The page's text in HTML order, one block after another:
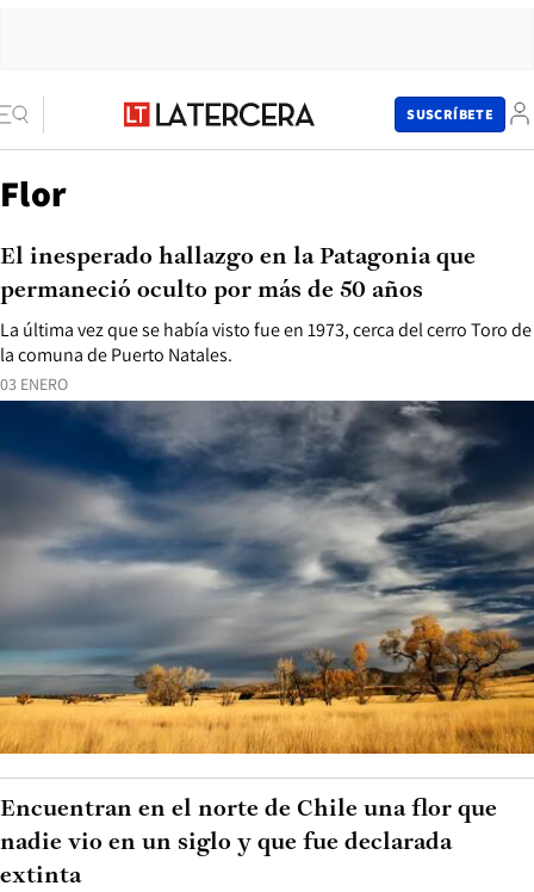
SUSCRÍBETE
Flor
03 ENERO
La última vez que se había visto fue en 1973, cerca del cerro Toro de
la comuna de Puerto Natales.
El inesperado hallazgo en la Patagonia que
permaneció oculto por más de 50 años
Encuentran en el norte de Chile una flor que
nadie vio en un siglo y que fue declarada
extinta